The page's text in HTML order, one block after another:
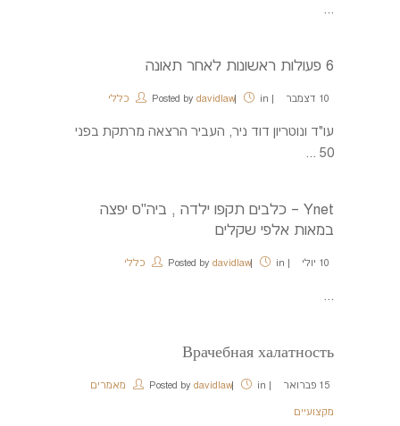
...
6 פעולות ראשונות לאחר תאונה
10 דצמבר Posted by davidlaw in כללי
עו"ד ונוטריון דוד ניר, העביר הרצאה מרתקת בפני
50 ...
Ynet – כלבים תקפו ילדה , ביה"ס יפצה
במאות אלפי שקלים
10 יולי Posted by davidlaw in כללי
...
Врачебная халатность
15 פברואר Posted by davidlaw in מאמרים
מקצועיים